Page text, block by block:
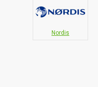
Nordis